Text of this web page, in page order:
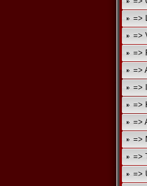
=>
=>
=>
=>
=>
=>
=>
=>
=>
=>